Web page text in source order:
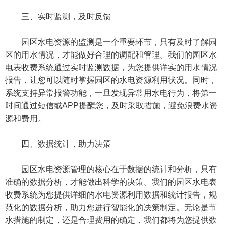
三、实时监测，及时反馈
园区水电资源的监测是一个重要环节，只有及时了解园
区的用水情况，才能做好合理的调配和管理。我们的园区水
电表收费系统通过实时监测数据，为您提供详实的用水情况
报告，让您可以随时掌握园区的水电资源利用状况。同时，
系统支持异常报警功能，一旦发现异常用水电行为，将第一
时间通过短信或APP提醒您，及时采取措施，避免浪费水资
源和费用。
四、数据统计，助力决策
园区水电资源管理的核心在于数据的统计和分析，只有
准确的数据分析，才能做出科学的决策。我们的园区水电表
收费系统为您提供详细的水电资源利用数据和统计报告，规
范化的数据分析，助力您进行智能化的决策制定。无论是节
水措施的制定，还是合理费用的确定，我们都将为您提供数